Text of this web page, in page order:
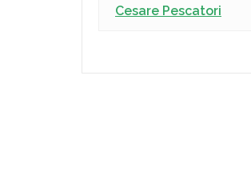
Cesare Pescatori